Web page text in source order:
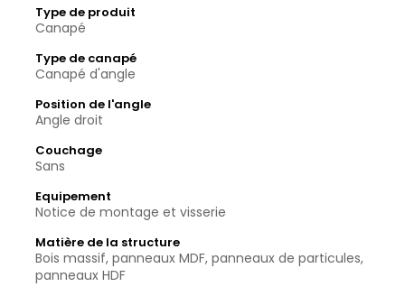
Type de produit
Canapé
Type de canapé
Canapé d'angle
Position de l'angle
Angle droit
Couchage
Sans
Equipement
Notice de montage et visserie
Matière de la structure
Bois massif, panneaux MDF, panneaux de particules,
panneaux HDF